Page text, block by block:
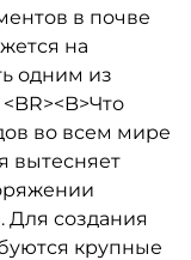
в почве
на
одним из
во всем мире
вытесняет
Для создания
крупные